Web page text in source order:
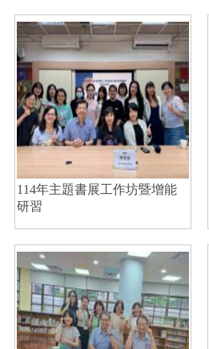
114年主題書展工作坊暨增能
研習